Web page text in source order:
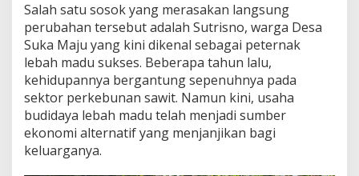
S
u
k
a
M
a
j
u
e
Salah satu sosok yang merasakan langsung
perubahan tersebut adalah Sutrisno, warga Desa
Suka Maju yang kini dikenal sebagai peternak
lebah madu sukses. Beberapa tahun lalu,
kehidupannya bergantung sepenuhnya pada
sektor perkebunan sawit. Namun kini, usaha
budidaya lebah madu telah menjadi sumber
ekonomi alternatif yang menjanjikan bagi
keluarganya.